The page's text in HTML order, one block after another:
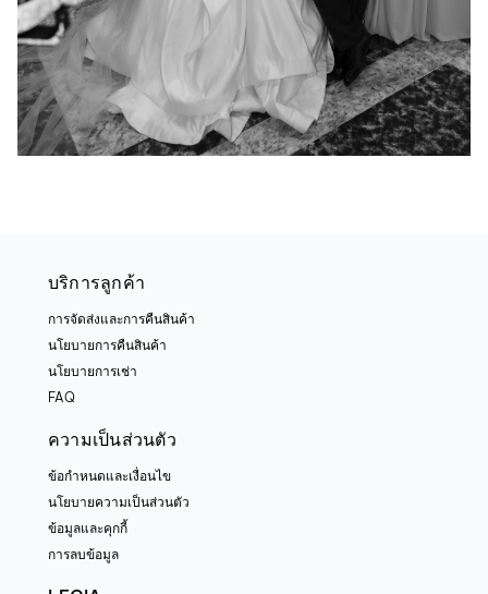
บริการลูกค้า
การจัดส่งและการคืนสินค้า
นโยบายการคืนสินค้า
นโยบายการเช่า
FAQ
ความเป็นส่วนตัว
ข้อกำหนดและเงื่อนไข
นโยบายความเป็นส่วนตัว
ข้อมูลและคุกกี้
การลบข้อมูล